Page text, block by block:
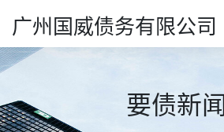
广州国威债务有限公司
要债新闻